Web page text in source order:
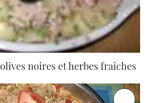
noires et herbes fraîches